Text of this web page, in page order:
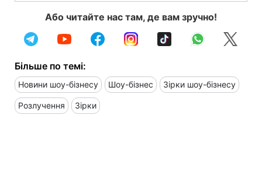
Або читайте нас там, де вам зручно!
Більше по темі:
Новини шоу-бізнесу Шоу-бізнес Зірки шоу-бізнесу
Розлучення Зірки